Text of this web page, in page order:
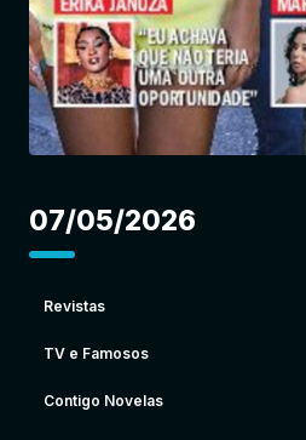
07/05/2026
Revistas
TV e Famosos
Contigo Novelas